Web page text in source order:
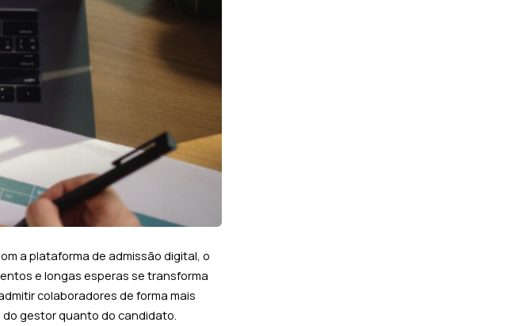
a plataforma de admissão digital , o
e longas esperas se transforma
colaboradores de forma mais
gestor quanto do candidato.